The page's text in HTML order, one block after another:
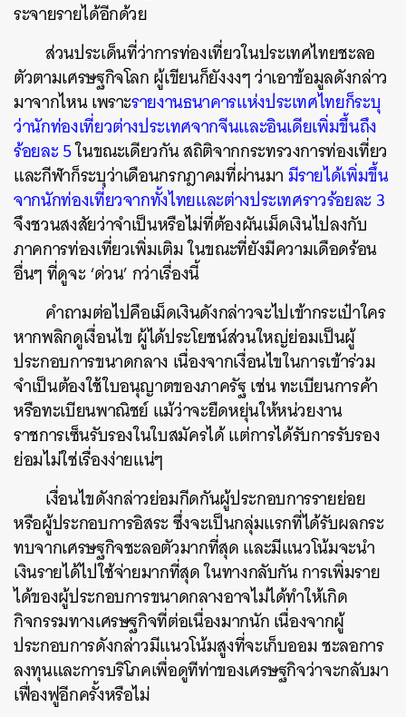
ระจายรายได้อีกด้วย
ส่วนประเด็นที่ว่าการท่องเที่ยวในประเทศไทยชะลอ
ตัวตามเศรษฐกิจโลก ผู้เขียนก็ยังงงๆ ว่าเอาข้อมูลดังกล่าว
มาจากไหน เพราะรายงานธนาคารแห่งประเทศไทยก็ระบุ
ว่านักท่องเที่ยวต่างประเทศจากจีนและอินเดียเพิ่มขึ้นถึง
ร้อยละ 5ในขณะเดียวกัน สถิติจากกระทรวงการท่องเที่ยว
และกีฬาก็ระบุว่าเดือนกรกฎาคมที่ผ่านมามีรายได้เพิ่มขึ้น
จากนักท่องเที่ยวจากทั้งไทยและต่างประเทศราวร้อยละ 3
จึงชวนสงสัยว่าจำเป็นหรือไม่ที่ต้องผันเม็ดเงินไปลงกับ
ภาคการท่องเที่ยวเพิ่มเติม ในขณะที่ยังมีความเดือดร้อน
อื่นๆ ที่ดูจะ ‘ด่วน’ กว่าเรื่องนี้
คำถามต่อไปคือเม็ดเงินดังกล่าวจะไปเข้ากระเป๋าใคร
หากพลิกดูเงื่อนไข ผู้ได้ประโยชน์ส่วนใหญ่ย่อมเป็นผู้
ประกอบการขนาดกลาง เนื่องจากเงื่อนไขในการเข้าร่วม
จำเป็นต้องใช้ใบอนุญาตของภาครัฐ เช่น ทะเบียนการค้า
หรือทะเบียนพาณิชย์ แม้ว่าจะยืดหยุ่นให้หน่วยงาน
ราชการเซ็นรับรองในใบสมัครได้ แต่การได้รับการรับรอง
ย่อมไม่ใช่เรื่องง่ายแน่ๆ
เงื่อนไขดังกล่าวย่อมกีดกันผู้ประกอบการรายย่อย
หรือผู้ประกอบการอิสระ ซึ่งจะเป็นกลุ่มแรกที่ได้รับผลกระ
ทบจากเศรษฐกิจชะลอตัวมากที่สุด และมีแนวโน้มจะนำ
เงินรายได้ไปใช้จ่ายมากที่สุด ในทางกลับกัน การเพิ่มราย
ได้ของผู้ประกอบการขนาดกลางอาจไม่ได้ทำให้เกิด
กิจกรรมทางเศรษฐกิจที่ต่อเนื่องมากนัก เนื่องจากผู้
ประกอบการดังกล่าวมีแนวโน้มสูงที่จะเก็บออม ชะลอการ
ลงทุนและการบริโภคเพื่อดูทีท่าของเศรษฐกิจว่าจะกลับมา
เฟื่องฟูอีกครั้งหรือไม่
ค้นหา
SHARE TWEET LINE EMAIL